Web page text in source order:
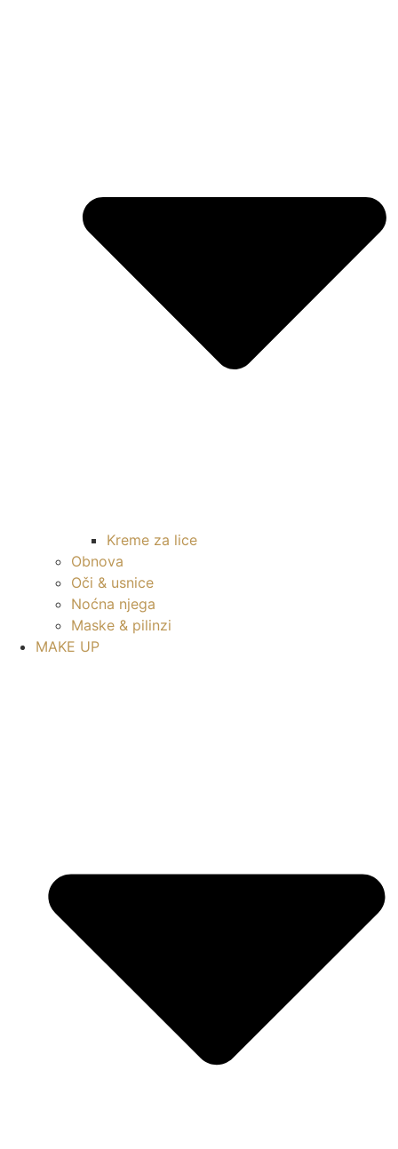
Kreme za lice
Obnova
Oči & usnice
Noćna njega
Maske & pilinzi
MAKE UP